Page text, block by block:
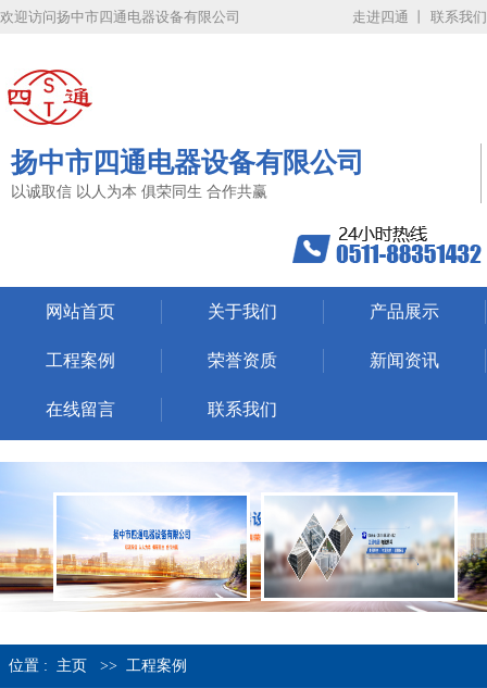
欢迎访问扬中市四通电器设备有限公司 走进四通 丨 联系我们
扬中市四通电器设备有限公司
以诚取信 以人为本 俱荣同生 合作共赢
网站首页 关于我们 产品展示
工程案例 荣誉资质 新闻资讯
在线留言 联系我们
位置 : 主页 >> 工程案例